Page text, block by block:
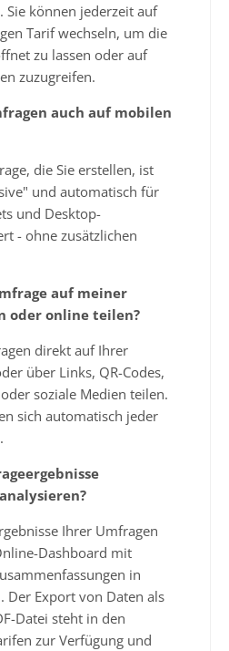
Sie können jederzeit auf
Tarif wechseln, um die
zu lassen oder auf
zuzugreifen.
auch auf mobilen
die Sie erstellen, ist
und automatisch für
und Desktop-
- ohne zusätzlichen
auf meiner
oder online teilen?
direkt auf Ihrer
über Links, QR-Codes,
soziale Medien teilen.
sich automatisch jeder
Ihrer Umfragen
Dashboard mit
in
Der Export von Daten als
Datei steht in den
zur Verfügung und